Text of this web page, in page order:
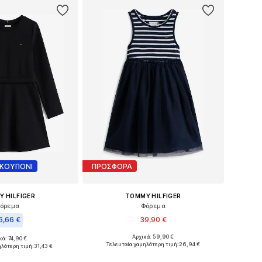
HILFIGER
€
μεγέθη: 86
74,90 €
τιμή:31,43 €
ΠΡΟΣΦΟΡΑ
TOMMY HILFIGER
Φόρεμα
39,90 €
Διαθέσιμα μεγέθη: 104
Αρχικά: 59,90 €
Τελευταία χαμηλότερη τιμή:26,94 €